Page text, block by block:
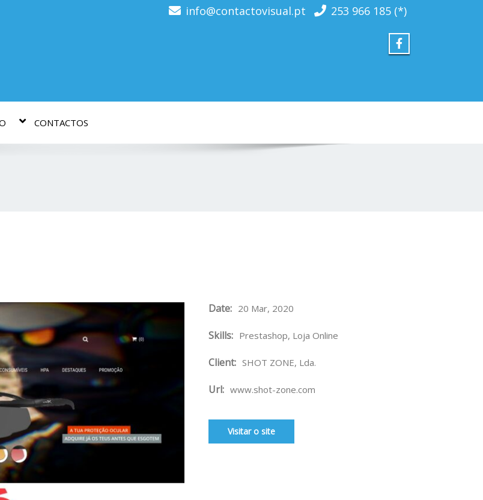
info@contactovisual.pt 253 966 185 (*)
CONTACTOS
Date: 20 Mar, 2020
Skills: Prestashop, Loja Online
Client: SHOT ZONE, Lda.
Url: www.shot-zone.com
Visitar o site